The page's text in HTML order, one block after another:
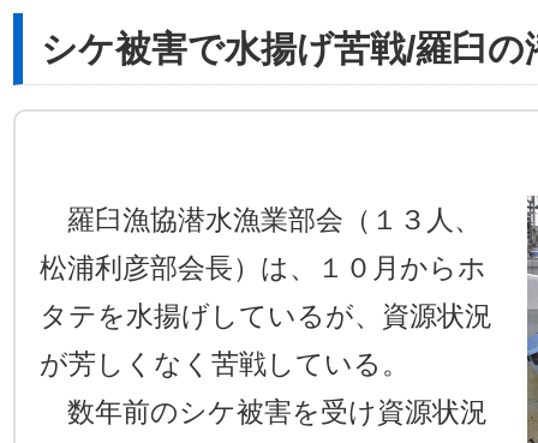
シケ被害で水揚げ苦戦/羅臼
羅臼漁協潜水漁業部会（１３人、
松浦利彦部会長）は、１０月からホ
タテを水揚げしているが、資源状況
が芳しくなく苦戦している。
数年前のシケ被害を受け資源状況